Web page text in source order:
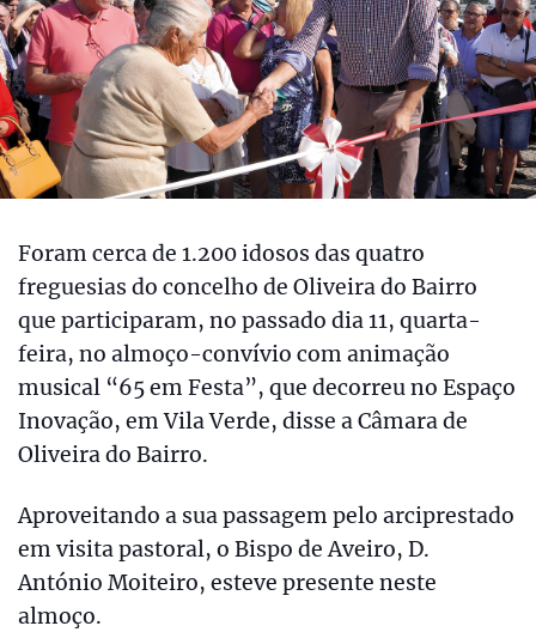
Foram cerca de 1.200 idosos das quatro
freguesias do concelho de Oliveira do Bairro
que participaram, no passado dia 11, quarta-
feira, no almoço-convívio com animação
musical “65 em Festa”, que decorreu no Espaço
Inovação, em Vila Verde, disse a Câmara de
Oliveira do Bairro.
Aproveitando a sua passagem pelo arciprestado
em visita pastoral, o Bispo de Aveiro, D.
António Moiteiro, esteve presente neste
almoço.